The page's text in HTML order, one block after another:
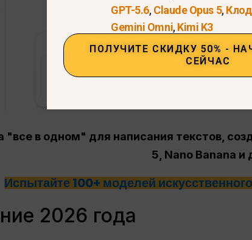
в одном" для написания текстов,
5, Nano Banana и
Испытайте 100+ моделей
2026 года
GPT-5.6,Claude Opus 5,
Gemini Omni,Kimi K3
ПОЛУЧИТЕ СКИДКУ 50% -
СЕЙЧАС